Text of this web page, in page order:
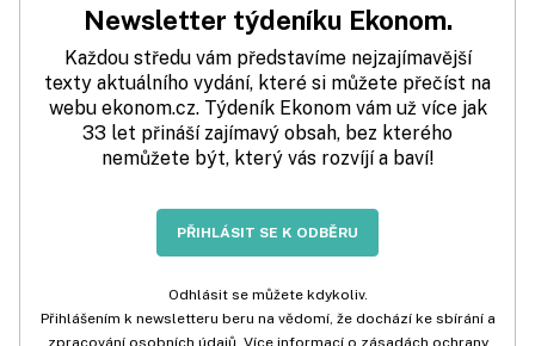
Newsletter týdeníku Ekonom.
Každou středu vám představíme nejzajímavější
texty aktuálního vydání, které si můžete přečíst na
webu ekonom.cz. Týdeník Ekonom vám už více jak
33 let přináší zajímavý obsah, bez kterého
nemůžete být, který vás rozvíjí a baví!
PŘIHLÁSIT SE K ODBĚRU
Odhlásit se můžete kdykoliv.
Přihlášením k newsletteru beru na vědomí, že dochází ke sbírání a
zpracování osobních údajů. Více informací o zásadách ochrany